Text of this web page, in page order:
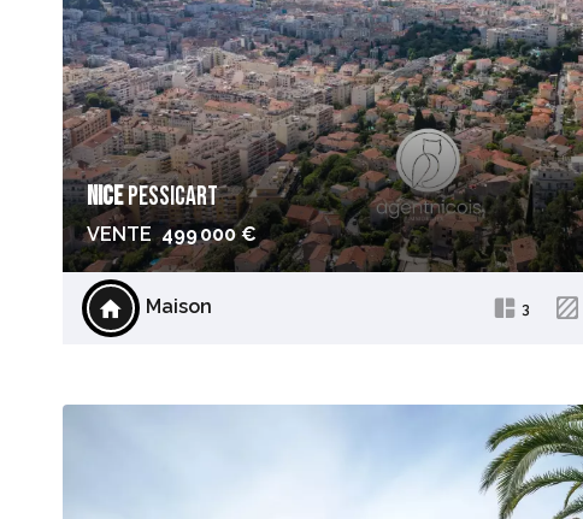
NICEPESSICART
VENTE 499 000 €
Maison 3